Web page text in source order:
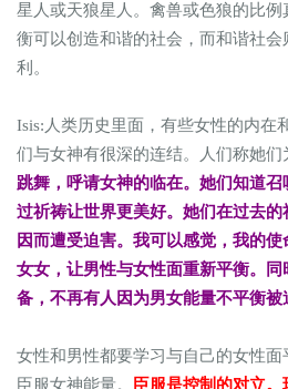
星人或天狼星人。禽兽或色狼的比
衡可以创造和谐的社会，而和谐社
利。
Isis:人类历史里面，有些女性的内在
们与女神有很深的连结。人们称她们
跳舞，呼请女神的临在。她们知道
过祈祷让世界更美好。她们在过去的
因而遭受迫害。我可以感觉，我的
女女，让男性与女性面重新平衡。
备，不再有人因为男女能量不平衡被
女性和男性都要学习与自己的女性
臣服女神能量。
臣服是控制的对立